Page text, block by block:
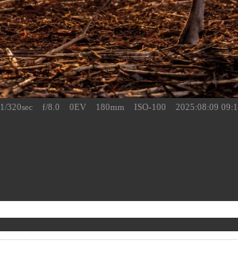
320sec f/8.0 0EV 180mm ISO-100 2025:08:09